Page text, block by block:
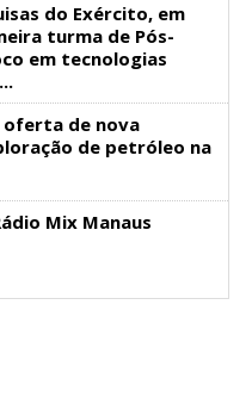
do Exército, em
turma de Pós-
em tecnologias
oferta de nova
de petróleo na
Mix Manaus